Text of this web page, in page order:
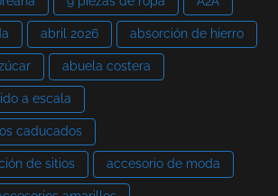
abril 2026 absorción de hierro
abuela costera
a escala
caducados
de sitios accesorio de moda